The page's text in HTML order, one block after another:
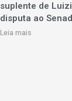
suplente de
disputa ao
Leia mais